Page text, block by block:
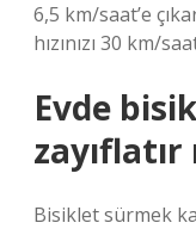
6,5 km/saat’e
hızınızı 30 km/
Evde
zayıflatır
Bisiklet sürmek